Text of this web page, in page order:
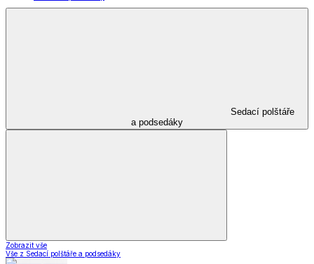
Sedací polštáře
a podsedáky
Zobrazit vše
Vše z Sedací polštáře a podsedáky